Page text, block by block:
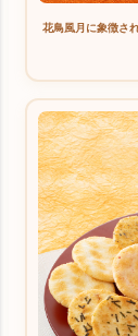
花鳥風月に象徴さ